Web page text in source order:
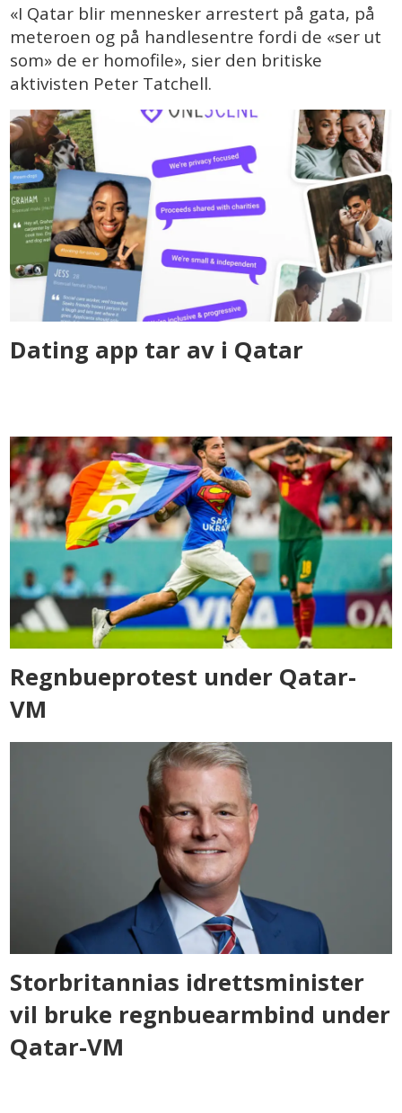
«I Qatar blir mennesker arrestert på gata, på
meteroen og på handlesentre fordi de «ser ut
som» de er homofile», sier den britiske
aktivisten Peter Tatchell.
Dating app tar av i Qatar
Regnbueprotest under Qatar-
VM
Storbritannias idrettsminister
vil bruke regnbuearmbind under
Qatar-VM